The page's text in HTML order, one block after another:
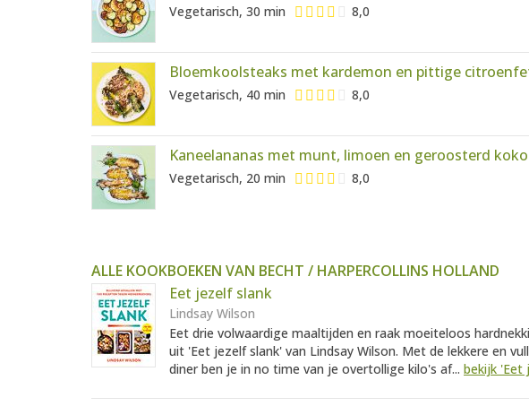
Vegetarisch, 30 min 8,0
Bloemkoolsteaks met kardemon en pittige
Vegetarisch, 40 min 8,0
Kaneelananas met munt, limoen en geroosterd
Vegetarisch, 20 min 8,0
ALLE KOOKBOEKEN VAN BECHT / HARPERCOLLINS HOLLAND
Eet jezelf slank
Lindsay Wilson
Eet drie volwaardige maaltijden en raak moeiteloos
uit 'Eet jezelf slank' van Lindsay Wilson. Met de lekkere en
diner ben je in no time van je overtollige kilo's af... bekijk 'Eet